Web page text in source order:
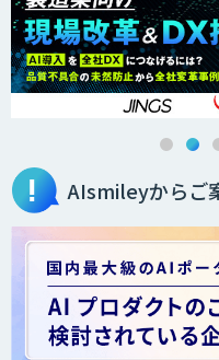
法人
員」
2層ナ
＜Dify
AIsmileyからご